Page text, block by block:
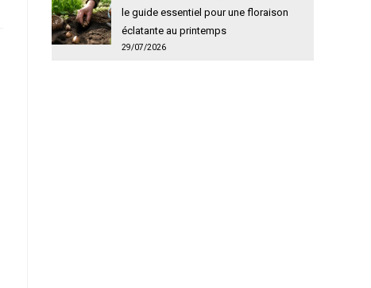
le guide essentiel pour une floraison
éclatante au printemps
29/07/2026